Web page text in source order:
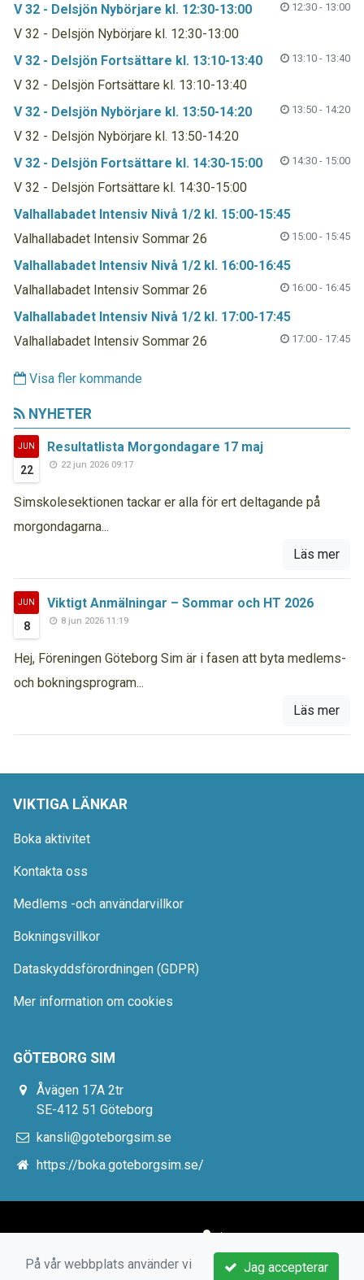
V 32 - Delsjön Nybörjare kl. 12:30-13:00
12:30 - 13:00
V 32 - Delsjön Nybörjare kl. 12:30-13:00
V 32 - Delsjön Fortsättare kl. 13:10-13:40
13:10 - 13:40
V 32 - Delsjön Fortsättare kl. 13:10-13:40
V 32 - Delsjön Nybörjare kl. 13:50-14:20
13:50 - 14:20
V 32 - Delsjön Nybörjare kl. 13:50-14:20
V 32 - Delsjön Fortsättare kl. 14:30-15:00
14:30 - 15:00
V 32 - Delsjön Fortsättare kl. 14:30-15:00
Valhallabadet Intensiv Nivå 1/2 kl. 15:00-15:45
15:00 - 15:45
Valhallabadet Intensiv Sommar 26
Valhallabadet Intensiv Nivå 1/2 kl. 16:00-16:45
16:00 - 16:45
Valhallabadet Intensiv Sommar 26
Valhallabadet Intensiv Nivå 1/2 kl. 17:00-17:45
17:00 - 17:45
Valhallabadet Intensiv Sommar 26
Visa fler kommande
NYHETER
JUN
22
Resultatlista Morgondagare 17 maj
22 jun 2026 09:17
Simskolesektionen tackar er alla för ert deltagande på
morgondagarna...
Läs mer
JUN
8
Viktigt Anmälningar – Sommar och HT 2026
8 jun 2026 11:19
Hej, Föreningen Göteborg Sim är i fasen att byta medlems-
och bokningsprogram...
Läs mer
VIKTIGA LÄNKAR
Boka aktivitet
Kontakta oss
Medlems -och användarvillkor
Bokningsvillkor
Dataskyddsförordningen (GDPR)
Mer information om cookies
GÖTEBORG SIM
Åvägen 17A 2tr
SE-412 51 Göteborg
kansli@goteborgsim.se
https://boka.goteborgsim.se/
Jag accepterar
På vår webbplats använder vi